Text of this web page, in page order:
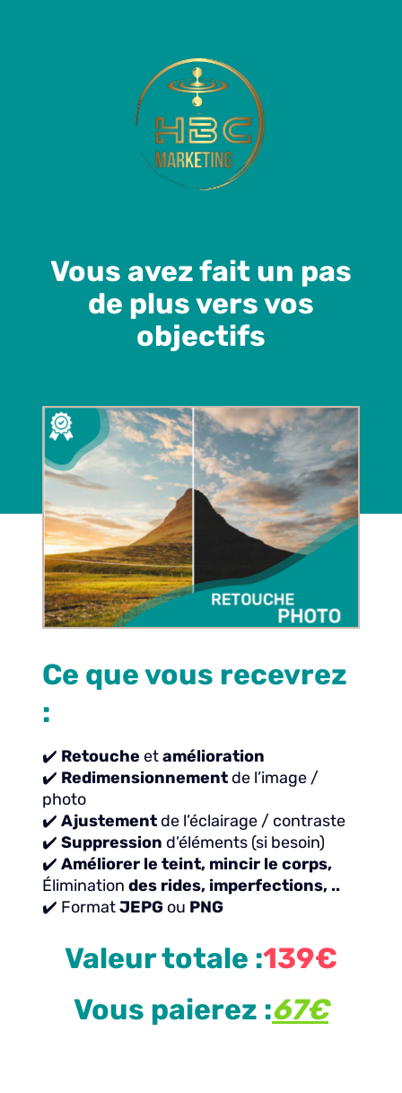
Vous avez fait un pas
de plus vers vos
objectifs
Ce que vous recevrez
:
✔️ Retouche etamélioration
✔️ Redimensionnement de l’image /
photo
✔️ Ajustement de l’éclairage / contraste
✔️ Suppression d’éléments (si besoin)
✔️ Améliorer le teint, mincir le corps,
Élimination des rides, imperfections, ..
✔️ FormatJEPG ou PNG
Valeur totale :139€
Vous paierez :67€